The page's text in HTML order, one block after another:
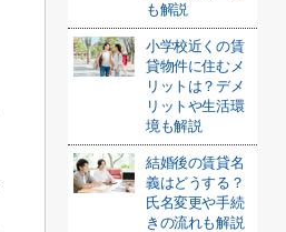
も解説
小学校近くの賃
貸物件に住むメ
リットは？デメ
リットや生活環
境も解説
結婚後の賃貸名
義はどうする？
氏名変更や手続
きの流れも解説